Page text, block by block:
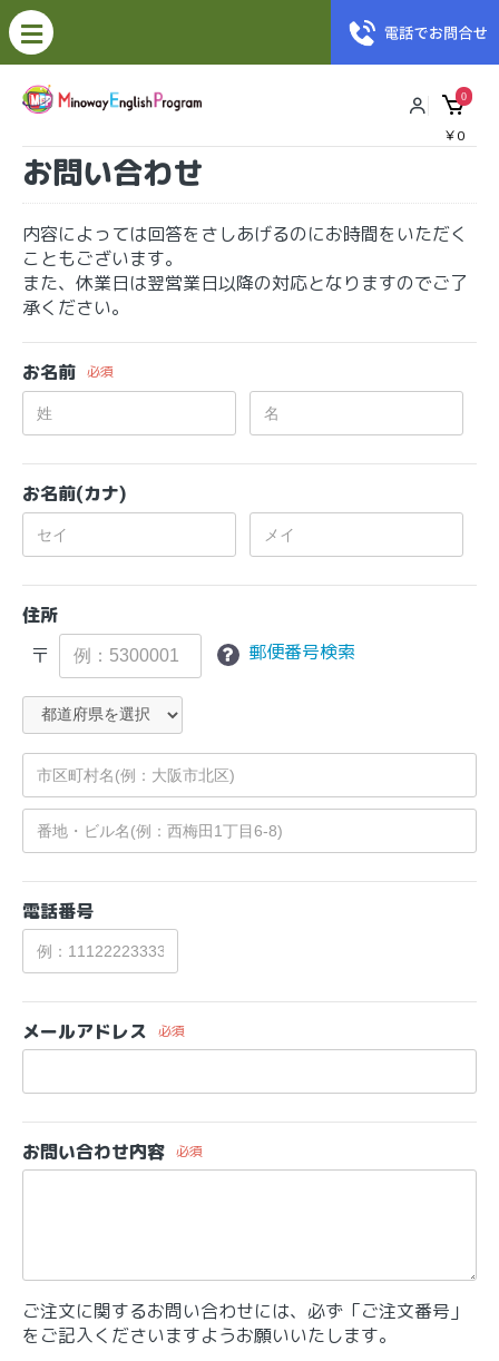
0
￥0
お問い合わせ
内容によっては回答をさしあげるのにお時間をいただく
こともございます。
また、休業日は翌営業日以降の対応となりますのでご了
承ください。
お名前 必須
お名前(カナ)
住所
〒
郵便番号検索
電話番号
メールアドレス 必須
お問い合わせ内容 必須
ご注文に関するお問い合わせには、必ず「ご注文番号」
をご記入くださいますようお願いいたします。